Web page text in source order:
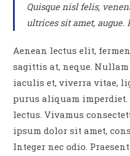
Quisque nisl felis,
ultrices sit amet, augue.
Aenean lectus elit,
sagittis at, neque.
iaculis et, viverra vitae,
purus aliquam
lectus. Vivamus
ipsum dolor sit amet,
Integer nec odio.